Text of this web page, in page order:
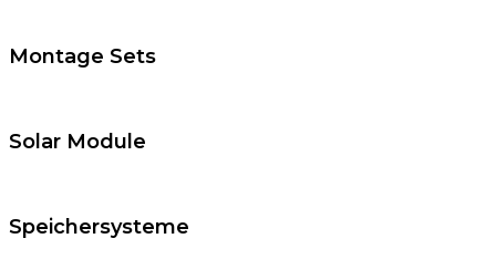
Montage Sets
Solar Module
Speichersysteme